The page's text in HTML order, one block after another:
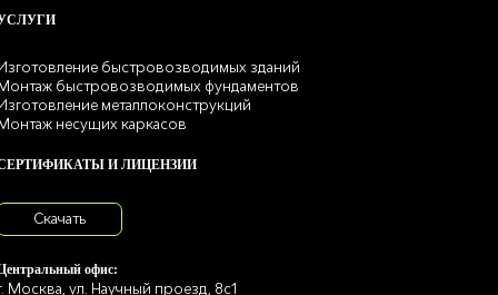
быстровозводимых зданий
быстровозводимых фундаментов
металлоконструкций
несущих каркасов
И ЛИЦЕНЗИИ
Скачать
офис:
Москва, ул. Научный проезд, 8с1